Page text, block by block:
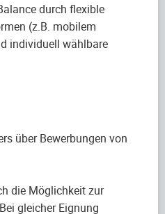
durch flexible
(z.B. mobilem
individuell wählbare
über Bewerbungen von
die Möglichkeit zur
gleicher Eignung